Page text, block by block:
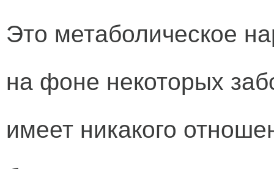
Это метаболическое
на фоне некоторых
имеет никакого